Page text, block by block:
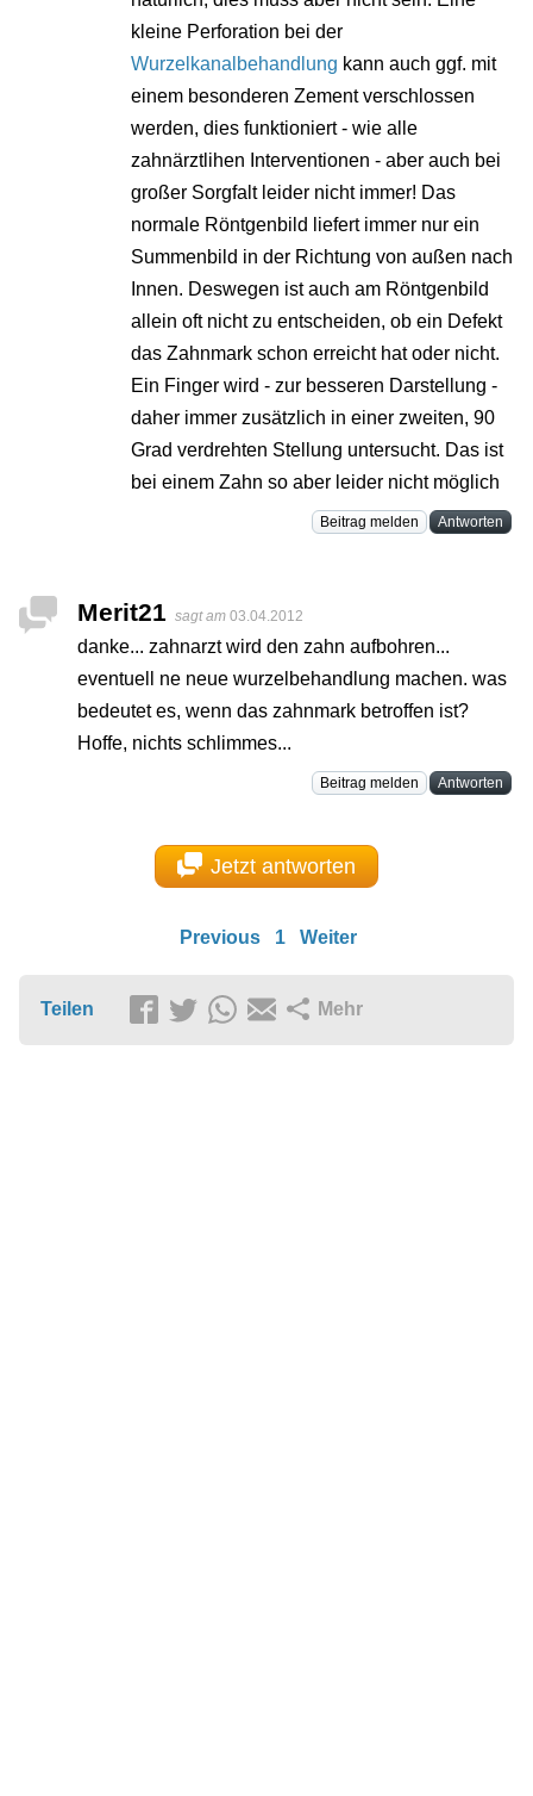
kleine Perforation bei der
Wurzelkanalbehandlung kann auch ggf. mit
einem besonderen Zement verschlossen
werden, dies funktioniert - wie alle
zahnärztlihen Interventionen - aber auch bei
großer Sorgfalt leider nicht immer! Das
normale Röntgenbild liefert immer nur ein
Summenbild in der Richtung von außen nach
Innen. Deswegen ist auch am Röntgenbild
allein oft nicht zu entscheiden, ob ein Defekt
das Zahnmark schon erreicht hat oder nicht.
Ein Finger wird - zur besseren Darstellung -
daher immer zusätzlich in einer zweiten, 90
Grad verdrehten Stellung untersucht. Das ist
bei einem Zahn so aber leider nicht möglich
Beitrag melden Antworten
Merit21 sagt am 03.04.2012
danke... zahnarzt wird den zahn aufbohren...
eventuell ne neue wurzelbehandlung machen. was
bedeutet es, wenn das zahnmark betroffen ist?
Hoffe, nichts schlimmes...
Beitrag melden Antworten
Jetzt antworten
Previous 1 Weiter
Teilen Mehr